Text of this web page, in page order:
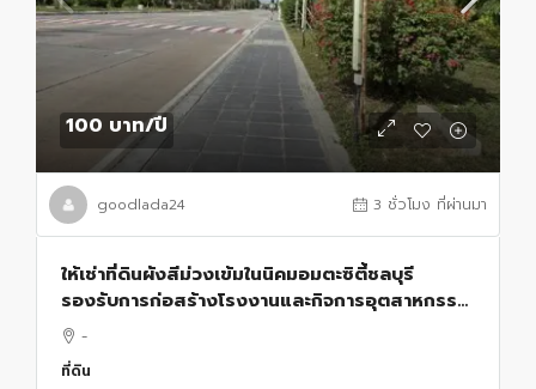
100 บาท/ปี
goodlada24 3 ชั่วโมง ที่ผ่านมา
ให้เช่าที่ดินผังสีม่วงเข้มในนิคมอมตะซิตี้ชลบุรี
รองรับการก่อสร้างโรงงานและกิจการอุตสาหกรรม
เนื้อที่ 20 ไร่
-
ที่ดิน